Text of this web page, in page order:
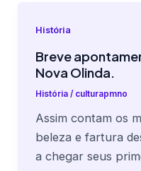
História
Breve
Nova Olinda.
História/ culturapmno
Assim contam os
beleza e fartura
a chegar seus